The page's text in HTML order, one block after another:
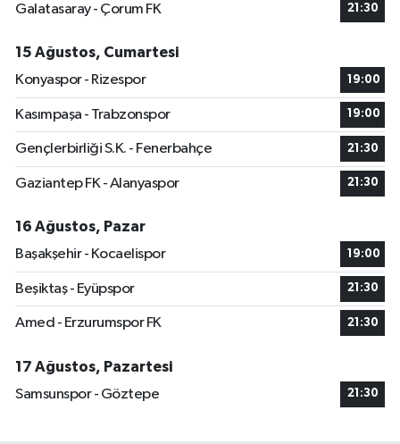
Galatasaray - Çorum FK
21:30
15 Ağustos, Cumartesi
Konyaspor - Rizespor
19:00
Kasımpaşa - Trabzonspor 19:00
Gençlerbirliği S.K. - Fenerbahçe 21:30
Gaziantep FK - Alanyaspor 21:30
16 Ağustos, Pazar
Başakşehir - Kocaelispor
19:00
Beşiktaş - Eyüpspor 21:30
Amed - Erzurumspor FK 21:30
17 Ağustos, Pazartesi
Samsunspor - Göztepe
21:30